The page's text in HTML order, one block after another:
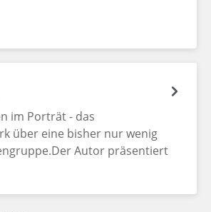
im Porträt - das
über eine bisher nur wenig
Autor präsentiert